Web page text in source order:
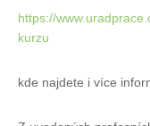
https://
kurzu
kde najdete i více